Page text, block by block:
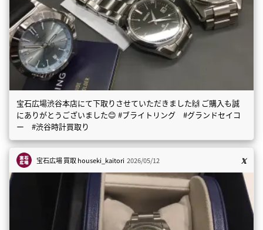
宝石広場渋谷本店にて下取りさせていただきました🙌 ご購入も誠
にありがとうございました😊 #ブライトリング #グランドセイコ
ー #渋谷時計買取り
宝石広場 買取houseki_kaitori 2026/05/12